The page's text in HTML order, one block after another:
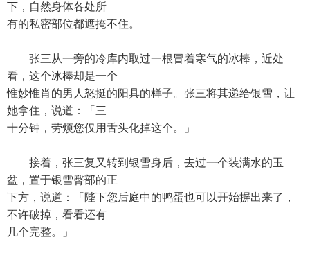
下，自然身体各处所
有的私密部位都遮掩不住。
张三从一旁的冷库内取过一根冒着寒气的冰棒，近处
看，这个冰棒却是一个
惟妙惟肖的男人怒挺的阳具的样子。张三将其递给银雪，让
她拿住，说道：「三
十分钟，劳烦您仅用舌头化掉这个。」
接着，张三复又转到银雪身后，去过一个装满水的玉
盆，置于银雪臀部的正
下方，说道：「陛下您后庭中的鸭蛋也可以开始摒出来了，
不许破掉，看看还有
几个完整。」